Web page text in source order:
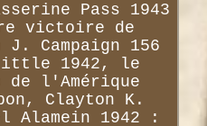
Pass 1943
victoire de
J. Campaign 156
1942, le
de l'Amérique
Clayton K.
Alamein 1942 :